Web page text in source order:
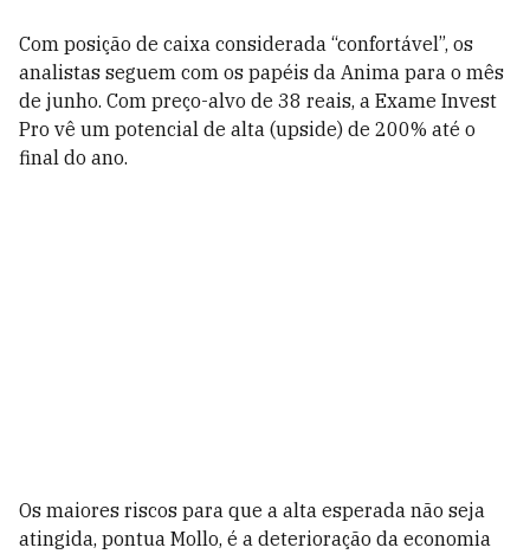
Com posição de caixa considerada “confortável”, os
analistas seguem com os papéis da Anima para o mês
de junho. Com preço-alvo de 38 reais, a Exame Invest
Pro vê um potencial de alta (upside) de 200% até o
final do ano.
Os maiores riscos para que a alta esperada não seja
atingida, pontua Mollo, é a deterioração da economia